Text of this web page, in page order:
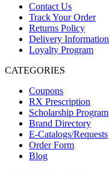
Contact Us
Track Your Order
Returns Policy
Delivery Information
Loyalty Program
CATEGORIES
Coupons
RX Prescription
Scholarship Program
Brand Directory
E-Catalogs/Requests
Order Form
Blog